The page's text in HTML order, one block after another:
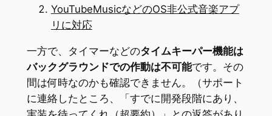
YouTubeMusicなどのOS非公式音楽アプ
リに対応
一方で、タイマーなどのタイムキーパー機能は
バックグラウンドでの作動は不可能です。その
間は何時なのかも確認できません。（サポート
に連絡したところ、「すでに開発段階にあり、